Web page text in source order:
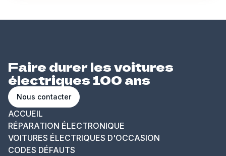
Faire durer les voitures
électriques 100 ans
Nous contacter
ACCUEIL
RÉPARATION ÉLECTRONIQUE
VOITURES ÉLECTRIQUES D'OCCASION
CODES DÉFAUTS